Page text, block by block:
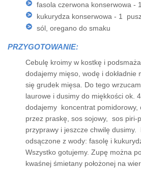
fasola czerwona konserwowa -
kukurydza konserwowa - 1
sól, oregano do smaku
PRZYGOTOWANIE:
Cebulę kroimy w kostkę i
dodajemy mięso, wodę i dokładnie
się grudek mięsa. Do tego
laurowe i dusimy do miękkości ok.
dodajemy koncentrat pomidorowy,
przez praskę, sos sojowy, sos piri-
przyprawy i jeszcze chwilę dusimy.
odsączone z wody: fasolę i
Wszystko gotujemy. Zupę można
kwaśnej śmietany położonej na